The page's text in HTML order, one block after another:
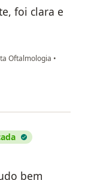
foi clara e
Oftalmologia •
bem